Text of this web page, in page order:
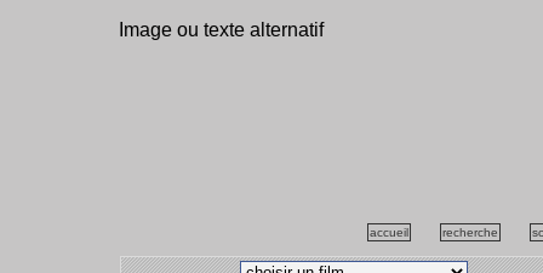
Image ou texte alternatif
accueil recherche